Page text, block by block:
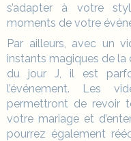
s’adapter à votre
moments de votre
Par ailleurs, avec un
instants magiques de la
du jour J, il est
l’événement. Les
permettront de revoir
votre mariage et
pourrez également